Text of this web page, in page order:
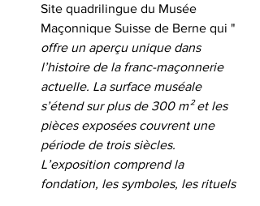
Site quadrilingue du Musée
Maçonnique Suisse de Berne qui "
offre un aperçu unique dans
l’histoire de la franc-maçonnerie
actuelle. La surface muséale
s’étend sur plus de 300 m² et les
pièces exposées couvrent une
période de trois siècles.
L’exposition comprend la
fondation, les symboles, les rituels